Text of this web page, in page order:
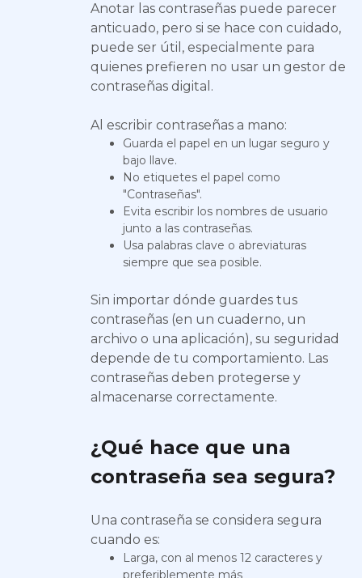
Anotar las contraseñas puede parecer
anticuado, pero si se hace con cuidado,
puede ser útil, especialmente para
quienes prefieren no usar un gestor de
contraseñas digital.
Al escribir contraseñas a mano:
Guarda el papel en un lugar seguro y
bajo llave.
No etiquetes el papel como
"Contraseñas".
Evita escribir los nombres de usuario
junto a las contraseñas.
Usa palabras clave o abreviaturas
siempre que sea posible.
Sin importar dónde guardes tus
contraseñas (en un cuaderno, un
archivo o una aplicación), su seguridad
depende de tu comportamiento. Las
contraseñas deben protegerse y
almacenarse correctamente.
¿Qué hace que una
contraseña sea segura?
Una contraseña se considera segura
cuando es:
Larga, con al menos 12 caracteres y
preferiblemente más